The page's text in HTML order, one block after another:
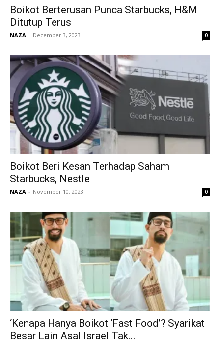
Boikot Berterusan Punca Starbucks, H&M
Ditutup Terus
NAZA - December 3, 2023 0
Boikot Beri Kesan Terhadap Saham
Starbucks, Nestle
NAZA - November 10, 2023 0
‘Kenapa Hanya Boikot ‘Fast Food’? Syarikat
Besar Lain Asal Israel Tak...